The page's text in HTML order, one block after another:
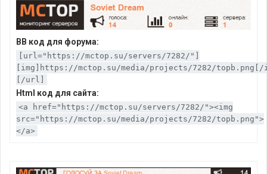
BB код для форума:
[url="https://mctop.su/servers/7282/"]
[img]https://mctop.su/media/projects/7282/topb.png[/
[/url]
Html код для сайта:
<a href="https://mctop.su/servers/7282/"><img
src="https://mctop.su/media/projects/7282/topb.png">
</a>